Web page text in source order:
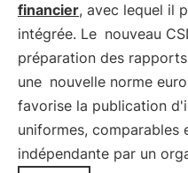
financier, avec lequel il
intégrée. Le nouveau
préparation des
une nouvelle norme
favorise la publication
uniformes, comparables
indépendante par un